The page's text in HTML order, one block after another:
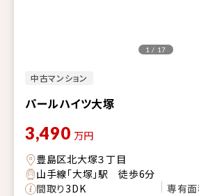
中古マンション
パールハイツ大塚
1 / 17
3,490 万円
豊島区北大塚３丁目
山手線「大塚」駅 徒歩6分
間取り3DK 専有